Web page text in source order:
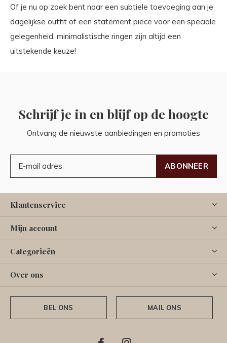
Of je nu op zoek bent naar een subtiele toevoeging aan je
dagelijkse outfit of een statement piece voor een speciale
gelegenheid, minimalistische ringen zijn altijd een
uitstekende keuze!
Schrijf je in en blijf op de hoogte
Ontvang de nieuwste aanbiedingen en promoties
ABONNEER
Klantenservice
Mijn account
Categorieën
Over ons
BEL ONS MAIL ONS